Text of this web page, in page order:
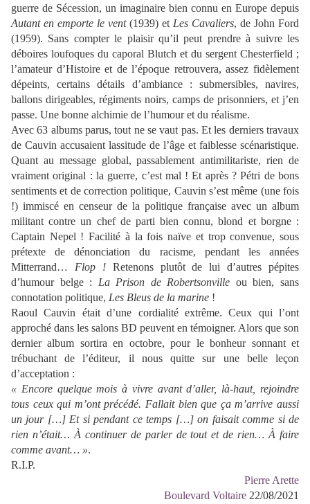
guerre de Sécession, un imaginaire bien connu en Europe depuis
Autant en emporte le vent(1939) et Les Cavaliers, de John Ford
(1959). Sans compter le plaisir qu’il peut prendre à suivre les
déboires loufoques du caporal Blutch et du sergent Chesterfield ;
l’amateur d’Histoire et de l’époque retrouvera, assez fidèlement
dépeints, certains détails d’ambiance : submersibles, navires,
ballons dirigeables, régiments noirs, camps de prisonniers, et j’en
passe. Une bonne alchimie de l’humour et du réalisme.
Avec 63 albums parus, tout ne se vaut pas. Et les derniers travaux
de Cauvin accusaient lassitude de l’âge et faiblesse scénaristique.
Quant au message global, passablement antimilitariste, rien de
vraiment original : la guerre, c’est mal ! Et après ? Pétri de bons
sentiments et de correction politique, Cauvin s’est même (une fois
!) immiscé en censeur de la politique française avec un album
militant contre un chef de parti bien connu, blond et borgne :
Captain Nepel ! Facilité à la fois naïve et trop convenue, sous
prétexte de dénonciation du racisme, pendant les années
Mitterrand… Flop !Retenons plutôt de lui d’autres pépites
d’humour belge : La Prison de Robertsonville ou bien, sans
connotation politique, Les Bleus de la marine !
Raoul Cauvin était d’une cordialité extrême. Ceux qui l’ont
approché dans les salons BD peuvent en témoigner. Alors que son
dernier album sortira en octobre, pour le bonheur sonnant et
trébuchant de l’éditeur, il nous quitte sur une belle leçon
d’acceptation :
« Encore quelque mois à vivre avant d’aller, là-haut, rejoindre
tous ceux qui m’ont précédé. Fallait bien que ça m’arrive aussi
un jour […] Et si pendant ce temps […] on faisait comme si de
rien n’était… À continuer de parler de tout et de rien… À faire
comme avant… ».
R.I.P.
Pierre Arette
Boulevard Voltaire 22/08/2021